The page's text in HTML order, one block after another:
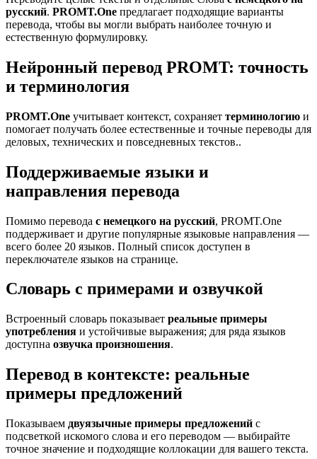
русский. PROMT.One предлагает подходящие варианты
перевода, чтобы вы могли выбрать наиболее точную и
естественную формулировку.
Нейронный перевод PROMT: точность
и терминология
PROMT.One учитывает контекст, сохраняет терминологию и
помогает получать более естественные и точные переводы для
деловых, технических и повседневных текстов..
Поддерживаемые языки и
направления перевода
Помимо перевода с немецкого на русский, PROMT.One
поддерживает и другие популярные языковые направления —
всего более 20 языков. Полный список доступен в
переключателе языков на странице.
Словарь с примерами и озвучкой
Встроенный словарь показывает реальные примеры
употребления и устойчивые выражения; для ряда языков
доступна озвучка произношения.
Перевод в контексте: реальные
примеры предложений
Показываем двуязычные примеры предложений с
подсветкой искомого слова и его переводом — выбирайте
точное значение и подходящие коллокации для вашего текста.